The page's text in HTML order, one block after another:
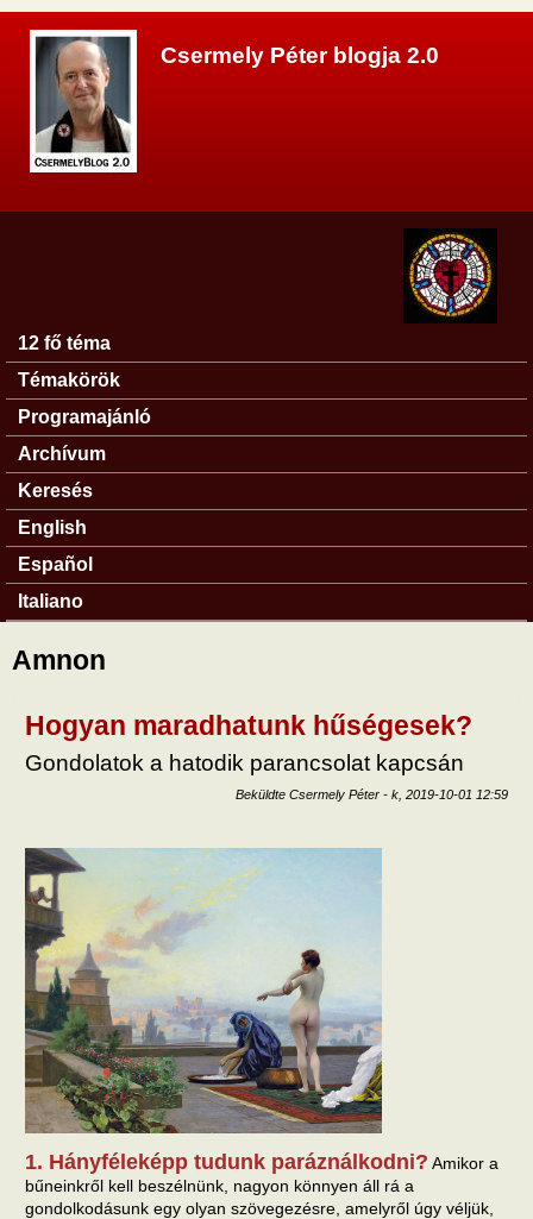
Csermely Péter blogja 2.0
Főmenü
12 fő téma
Témakörök
Programajánló
Archívum
Keresés
English
Español
Italiano
Amnon
Hogyan maradhatunk hűségesek?
Gondolatok a hatodik parancsolat kapcsán
Beküldte Csermely Péter - k, 2019-10-01 12:59
1. Hányféleképp tudunk paráználkodni? Amikor a
bűneinkről kell beszélnünk, nagyon könnyen áll rá a
gondolkodásunk egy olyan szövegezésre, amelyről úgy véljük,